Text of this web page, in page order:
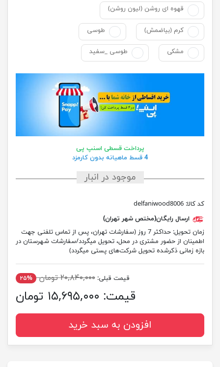
قهوه ای روشن (لیون روشن)
کرم (بیاضمش) طوسی
مشکی طوسی _سفید
پرداخت قسطی اسنپ پی
4 قسط ماهیانه بدون کارمزد
موجود در انبار
کد کالا: delfaniwood8006
ارسال رایگان(مختص شهر تهران)
زمان تحویل:
حداکثر 7 روز (سفارشات تهران، پس از تماس تلفنی جهت
اطمینان از حضور مشتری در محل، تحویل میگردد/سفارشات شهرستان در
بازه زمانی ذکرشده تحویل شرکت‌های پستی میگردد)
قیمت قبلی: ۲۰,۸۴۰,۰۰۰ تومان ۲۵%
قیمت: ۱۵,۶۹۵,۰۰۰ تومان
افزودن به سبد خرید